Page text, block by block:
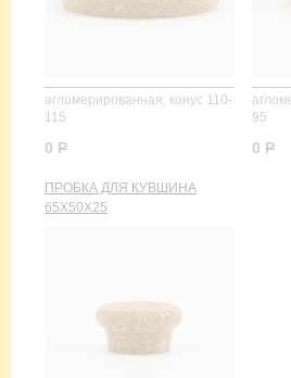
агломерированная, конус 110-
115
0 Р
95
0 Р
ПРОБКА ДЛЯ КУВШИНА
65Х50Х25